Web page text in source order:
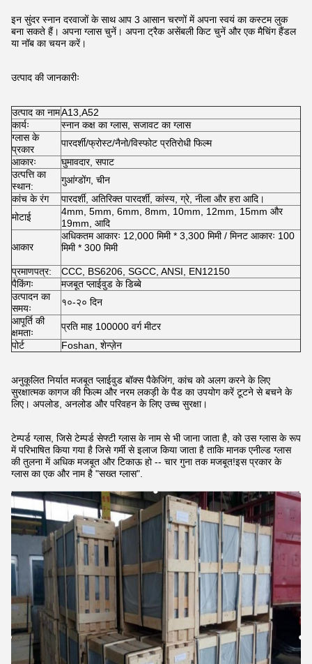
इन सुंदर स्नान दरवाजों के साथ आप 3 आसान चरणों में अपना स्वयं का कस्टम लुक
बना सकते हैं। अपना ग्लास चुनें। अपना ट्रैक असेंबली किट चुनें और एक मैचिंग हैंडल
या नॉब का चयन करें।
उत्पाद की जानकारीः
उत्पाद का नामA13,A52
कार्यः
स्नान कक्ष का ग्लास, सजावट का ग्लास
ग्लास के
प्रकार
पारदर्शी/फ्रोस्ट/नैनो/विस्फोट प्रतिरोधी फिल्म
आकारः
घुमावदार, सपाट
उत्पत्ति का
स्थान:
गुआंग्डोंग, चीन
कांच के रंग
पारदर्शी, अतिरिक्त पारदर्शी, कांस्य, ग्रे, नीला और हरा आदि।
मोटाई
4mm, 5mm, 6mm, 8mm, 10mm, 12mm, 15mm और
19mm, आदि
आकार
अधिकतम आकारः 12,000 मिमी * 3,300 मिमी / मिनट आकारः 100
मिमी * 300 मिमी
प्रमाणपत्र:
CCC, BS6206, SGCC, ANSI, EN12150
पैकिंगः
मजबूत प्लाईवुड के डिब्बे
उत्पादन का
समयः
१०-२० दिन
आपूर्ति की
क्षमताः
प्रति माह 100000 वर्ग मीटर
पोर्ट
Foshan, शेन्ज़ेन
अनुकूलित निर्यात मजबूत प्लाईवुड बॉक्स पैकेजिंग, कांच को अलग करने के लिए
सुरक्षात्मक कागज की फिल्म और नरम लकड़ी के पैड का उपयोग करें टूटने से बचने के
लिए। अपलोड, अनलोड और परिवहन के लिए उच्च सुरक्षा।
टेम्पर्ड ग्लास, जिसे टेम्पर्ड सेफ्टी ग्लास के नाम से भी जाना जाता है, को उस ग्लास के रूप
में परिभाषित किया गया है जिसे गर्मी से इलाज किया जाता है ताकि मानक एनील्ड ग्लास
की तुलना में अधिक मजबूत और टिकाऊ हो -- चार गुना तक मजबूत!इस प्रकार के
ग्लास का एक और नाम है "सख्त ग्लास".